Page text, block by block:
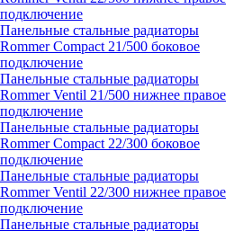
подключение
Панельные стальные радиаторы
Rommer Compact 21/500 боковое
подключение
Панельные стальные радиаторы
Rommer Ventil 21/500 нижнее правое
подключение
Панельные стальные радиаторы
Rommer Compact 22/300 боковое
подключение
Панельные стальные радиаторы
Rommer Ventil 22/300 нижнее правое
подключение
Панельные стальные радиаторы